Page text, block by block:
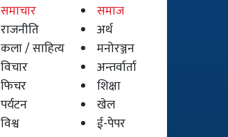
समाचार
समाज
राजनीति
अर्थ
कला / साहित्य
मनोरञ्जन
विचार
अन्तर्वार्ता
फिचर
शिक्षा
पर्यटन
खेल
विश्व
ई-पेपर